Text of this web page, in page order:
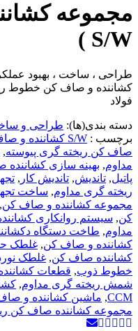
مجموعه
S/W )
طراحی ، ساخت ، بهبود
کشاننده و صاف کن خطوط
فولاد
دسته بندی(ها): طراحی و
برچسب : S/W کشاننده و صاف کن
صاف کن ریخته گری پیوسته,
مداوم, بهینه سازی
پاتیل, تاندیش, تاندیش کار ,
ریخته گری مداوم, ساخت
مجموعه کشاننده و صاف کن,
کن, سیستم روانکاری
مداوم, طاخت دستگاه
کشاننده و صاف کن, غلطک
کشاننده صاف کن, غلطک
خطوط ذوب, قطعات
شمش ریخته گری مداوم,
CCM
, ماشین کشاننده و
مجموعه کشاننده صاف کن